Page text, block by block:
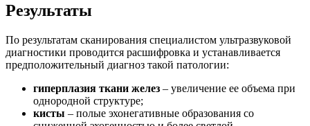
Результаты
По результатам сканирования специалистом ультразвуковой
диагностики проводится расшифровка и устанавливается
предположительный диагноз такой патологии:
гиперплазия ткани желез – увеличение ее объема при
однородной структуре;
кисты – полые эхонегативные образования со